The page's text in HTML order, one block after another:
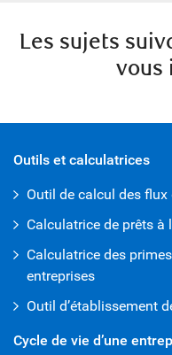
Les sujets
vous
Outils et calculatrices
Outil de calcul des flux
Calculatrice de prêts à
Calculatrice des
entreprises
Outil d’établissement
Cycle de vie d’une